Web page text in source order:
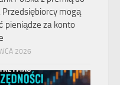
Przedsiębiorcy mogą
pieniądze za konto
2026